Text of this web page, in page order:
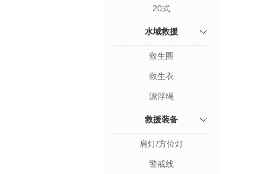
20式
水域救援
救生圈
救生衣
漂浮绳
救援装备
肩灯/方位灯
警戒线